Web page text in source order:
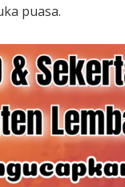
puasa.